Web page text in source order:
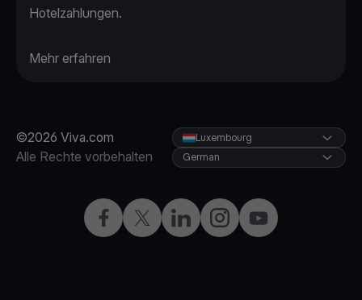
Hotelzahlungen.
Mehr erfahren
©2026 Viva.com
Alle Rechte vorbehalten
Facebook
X LinkedInInstagramYouTube
Luxembourg
German